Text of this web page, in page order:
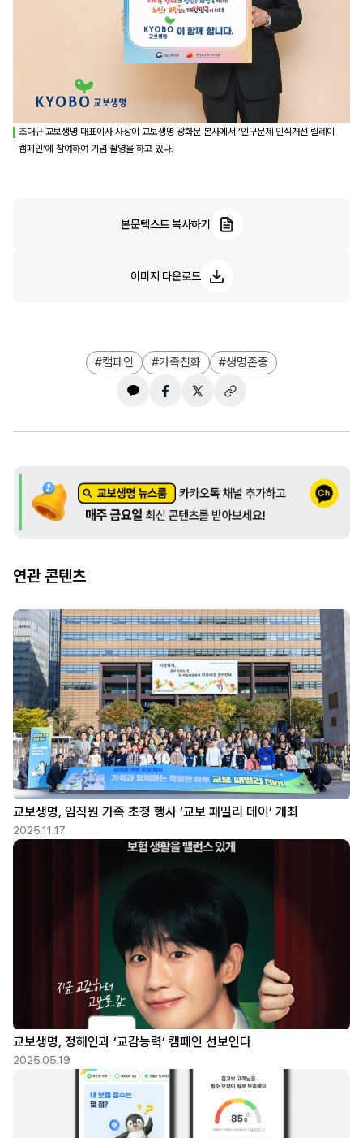
조대규 교보생명 대표이사 사장이 교보생명 광화문 본사에서 ‘인구문제 인식개선 릴레이
캠페인’에 참여하여 기념 촬영을 하고 있다.
본문텍스트 복사하기
이미지 다운로드
캠페인 가족친화 생명존중
연관 콘텐츠
교보생명, 임직원 가족 초청 행사 ‘교보 패밀리 데이’ 개최
2025.11.17
교보생명, 정해인과 ‘교감능력’ 캠페인 선보인다
2025.05.19